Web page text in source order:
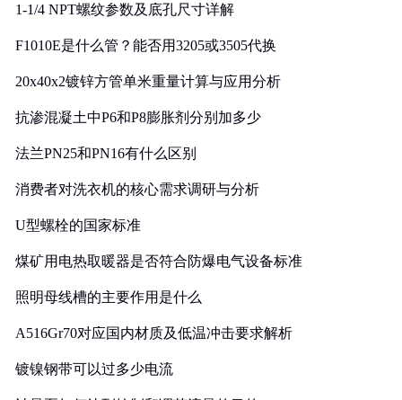
1-1/4 NPT螺纹参数及底孔尺寸详解
F1010E是什么管？能否用3205或3505代换
20x40x2镀锌方管单米重量计算与应用分析
抗渗混凝土中P6和P8膨胀剂分别加多少
法兰PN25和PN16有什么区别
消费者对洗衣机的核心需求调研与分析
U型螺栓的国家标准
煤矿用电热取暖器是否符合防爆电气设备标准
照明母线槽的主要作用是什么
A516Gr70对应国内材质及低温冲击要求解析
镀镍钢带可以过多少电流